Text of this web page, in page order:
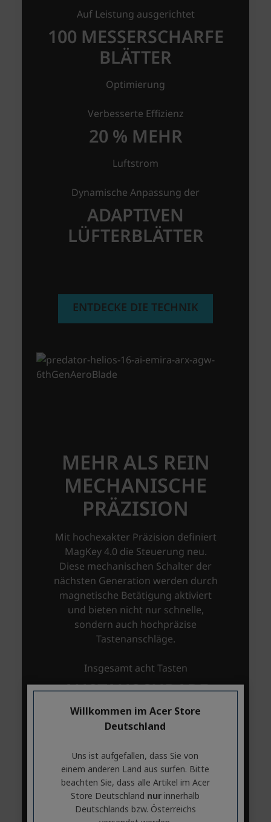
Willkommen im Acer Store
Deutschland
Uns ist aufgefallen, dass Sie von
einem anderen Land aus surfen. Bitte
beachten Sie, dass alle Artikel im Acer
Store Deutschland nur innerhalb
Deutschlands bzw. Österreichs